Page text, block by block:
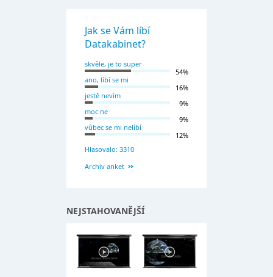
Jak se Vám líbí
Datakabinet?
skvěle, je to super
54%
ano, líbí se mi
16%
jestě nevím
9%
moc ne
9%
vůbec se mi nelíbí
12%
Hlasovalo: 3310
Archiv anket
NEJSTAHOVANĚJŠÍ